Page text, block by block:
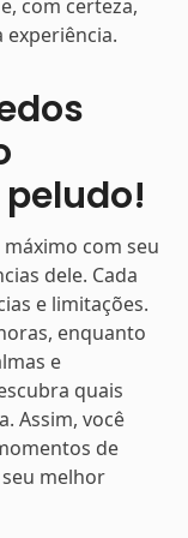
com certeza,
com seu
dele. Cada
e limitações.
enquanto
e
quais
Assim, você
de
melhor